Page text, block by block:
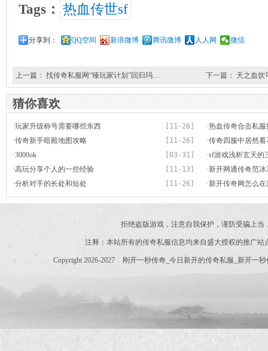
Tags： 热血传世sf
分享到： QQ空间 新浪微博 腾讯微博 人人网 微信
上一篇： 找传奇私服网“臻玩家计划”回归玛… 下一篇： 天之血
猜你喜欢
[11-26]
·玩家升级称号需要哪些东西 ·热血传奇合击私
罅去攻击
[11-26]
·传奇新手暗殿地图攻略 ·传奇四服中居然
[03-31]
·3000ok ·sf游戏浅析玄天的
一神兵”
[11-13]
·高玩分享个人的一些经验 ·新开网通传奇范
的人生新开
[11-26]
·分析对手的长处和短处 ·新开传奇网怎么
拒绝盗版游戏，注意自我保护，谨防受骗上
注释：本站所有的传奇私服信息均来自盛大授权的推广
Copyright 2026-2027 刚开一秒传奇_今日新开的传奇私服_新开一